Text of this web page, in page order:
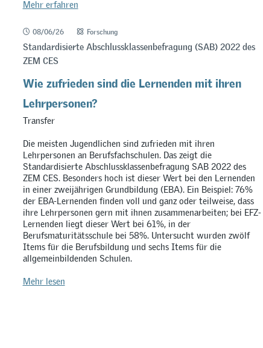
Mehr erfahren
08/06/26 Forschung
Standardisierte Abschlussklassenbefragung (SAB) 2022 des
ZEM CES
Wie zufrieden sind die Lernenden mit ihren
Lehrpersonen?
Transfer
Die meisten Jugendlichen sind zufrieden mit ihren
Lehrpersonen an Berufsfachschulen. Das zeigt die
Standardisierte Abschlussklassenbefragung SAB 2022 des
ZEM CES. Besonders hoch ist dieser Wert bei den Lernenden
in einer zweijährigen Grundbildung (EBA). Ein Beispiel: 76%
der EBA-Lernenden finden voll und ganz oder teilweise, dass
ihre Lehrpersonen gern mit ihnen zusammenarbeiten; bei EFZ-
Lernenden liegt dieser Wert bei 61%, in der
Berufsmaturitätsschule bei 58%. Untersucht wurden zwölf
Items für die Berufsbildung und sechs Items für die
allgemeinbildenden Schulen.
Mehr lesen